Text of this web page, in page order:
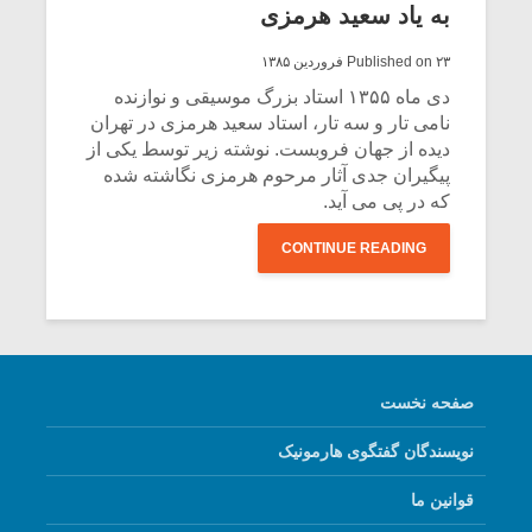
به یاد سعید هرمزی
Published on ۲۳ فروردین ۱۳۸۵
دی ماه ۱۳۵۵ استاد بزرگ موسیقی و نوازنده
نامی تار و سه تار، استاد سعید هرمزی در تهران
دیده از جهان فروبست. نوشته زیر توسط یکی از
پیگیران جدی آثار مرحوم هرمزی نگاشته شده
که در پی می آید.
CONTINUE READING
صفحه نخست
نویسندگان گفتگوی هارمونیک
قوانین ما